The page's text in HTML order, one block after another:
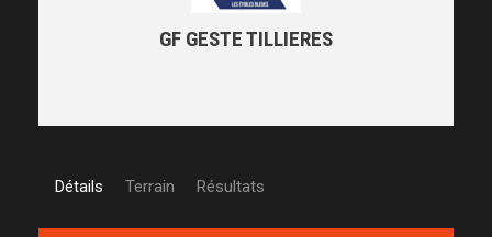
GF GESTE TILLIERES
Détails Terrain Résultats